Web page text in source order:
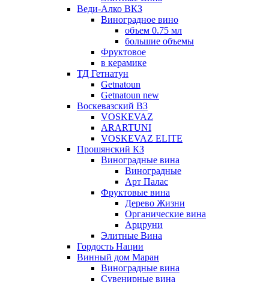
Веди-Алко ВКЗ
Виноградное вино
объем 0.75 мл
большие объемы
Фруктовое
в керамике
ТД Гетнатун
Getnatoun
Getnatoun new
Воскевазский ВЗ
VOSKEVAZ
ARARTUNI
VOSKEVAZ ELITE
Прошянский КЗ
Виноградные вина
Виноградные
Арт Палас
Фруктовые вина
Дерево Жизни
Органические вина
Арцруни
Элитные Вина
Гордость Нации
Винный дом Маран
Виноградные вина
Сувенирные вина